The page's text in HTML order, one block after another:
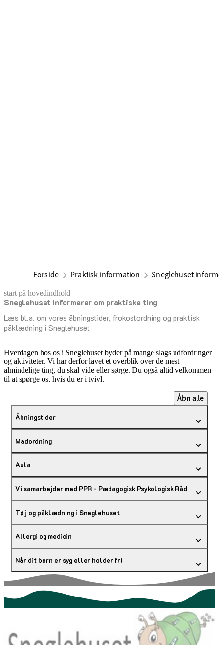
Forside Praktisk information Sneglehuset
start på hovedindhold
Sneglehuset informerer om praktiske ting
Læs bl.a. om vores åbningstider, frokostordning og praktisk
påklædning i Sneglehuset
senest opdateret 20. november 2025
Hverdagen hos os i Sneglehuset byder på mange slags udfordringer
og aktiviteter. Vi har derfor lavet et overblik over de mest
almindelige ting, du skal vide eller sørge. Du også altid velkommen
til at spørge os, hvis du er i tvivl.
Åbn alle
Åbningstider
Madordning
Aula
Vi samarbejder med PPR - Pædagogisk Psykologisk Råd
Tøj og påklædning i Sneglehuset
Allergi og medicin
Når dit barn er syg eller holder fri